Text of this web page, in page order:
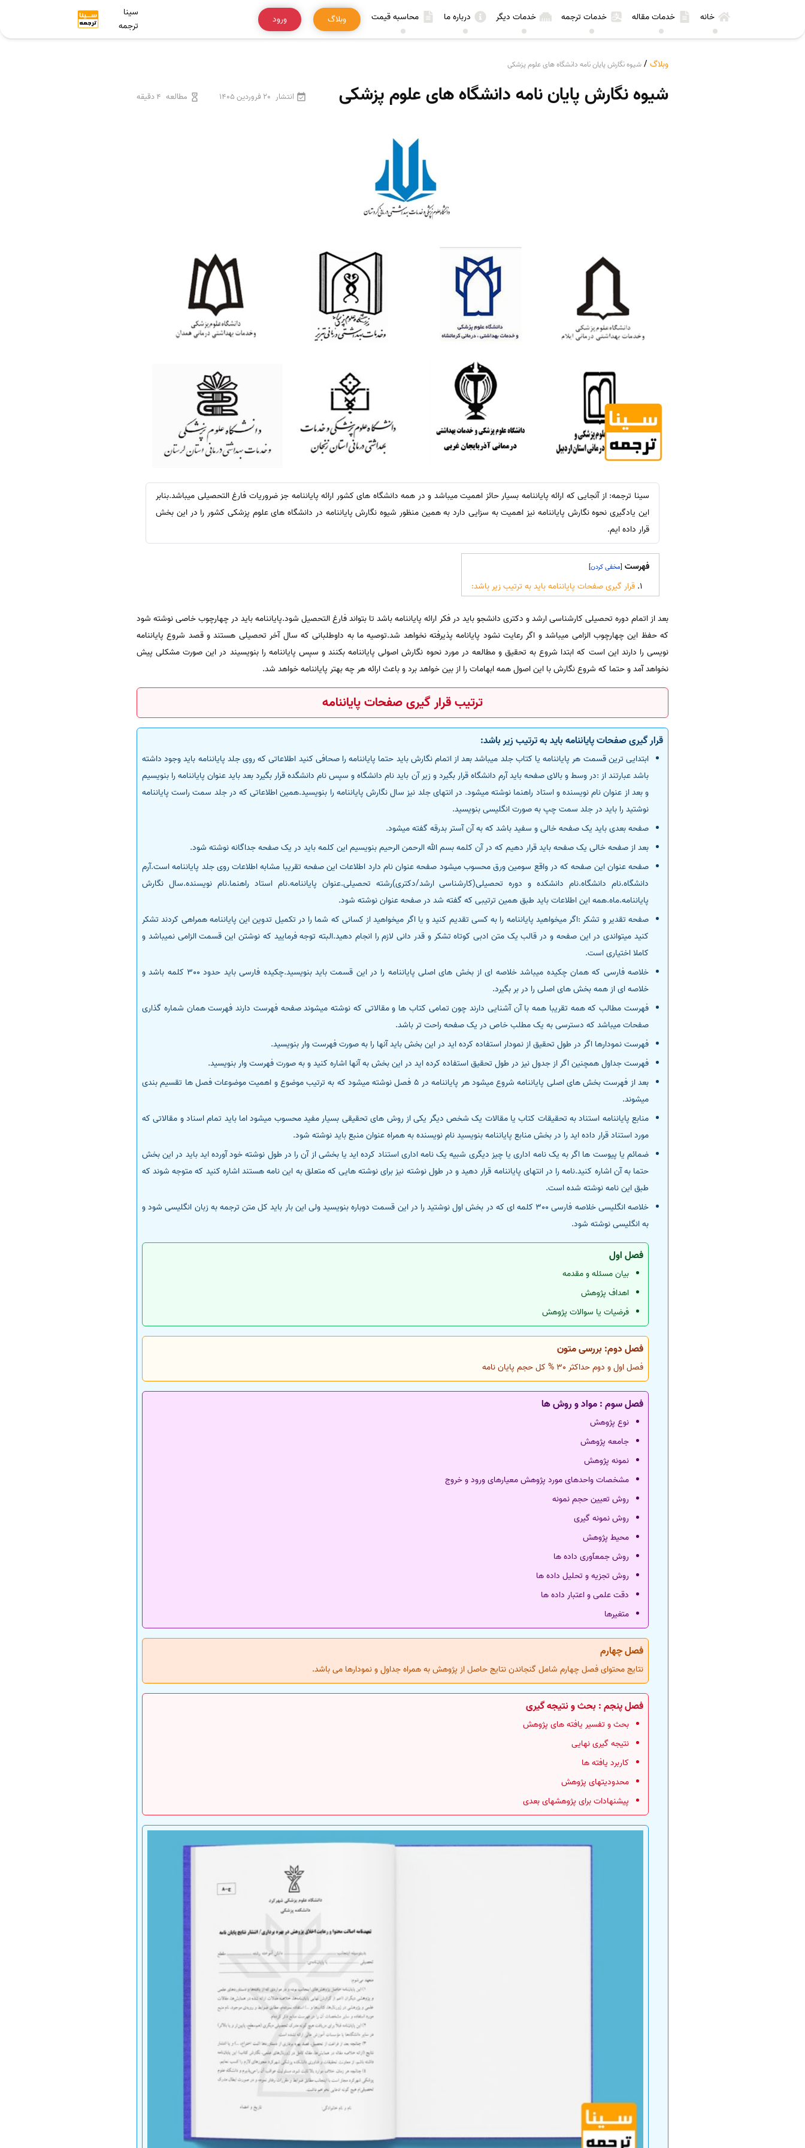
خانه خدمات مقاله خدمات ترجمه خدمات دیگر درباره ما محاسبه قیمت وبلاگ ورود
سینا
ترجمه
وبلاگ / شیوه نگارش پایان نامه دانشگاه های علوم پزشکی
شیوه نگارش پایان نامه دانشگاه های علوم پزشکی انتشار 20 فروردین 1405 مطالعه 4 دقیقه
سینا ترجمه: از آنجایی که ارائه پایاننامه بسیار حائز اهمیت میباشد و در همه دانشگاه های کشور ارائه پایاننامه جز ضروریات فارغ التحصیلی میباشد.بنابر
این یادگیری نحوه نگارش پایاننامه نیز اهمیت به سزایی دارد به همین منظور شیوه نگارش پایاننامه در دانشگاه های علوم پزشکی کشور را در این بخش
قرار داده ایم.
فهرست [
]
قرار گیری صفحات پایاننامه باید به ترتیب زیر باشد:
بعد از اتمام دوره تحصیلی کارشناسی ارشد و دکتری دانشجو باید در فکر ارائه پایاننامه باشد تا بتواند فارغ التحصیل شود.پایاننامه باید در چهارچوب خاصی نوشته شود
که حفظ این چهارچوب الزامی میباشد و اگر رعایت نشود پایانامه پذیرفته نخواهد شد.توصیه ما به داوطلبانی که سال آخر تحصیلی هستند و قصد شروع پایاننامه
نویسی را دارند این است که ابتدا شروع به تحقیق و مطالعه در مورد نحوه نگارش اصولی پایاننامه بکنند و سپس پایاننامه را بنویسیند در این صورت مشکلی پیش
نخواهد آمد و حتما که شروع نگارش با این اصول همه ابهامات را از بین خواهد برد و باعث ارائه هر چه بهتر پایاننامه خواهد شد.
ترتیب قرار گیری صفحات پایاننامه
قرار گیری صفحات پایاننامه باید به ترتیب زیر باشد:
ابتدایی ترین قسمت هر پایاننامه یا کتاب جلد میباشد بعد از اتمام نگارش باید حتما پایاننامه را صحافی کنید اطلاعاتی که روی جلد پایاننامه باید وجود داشته
باشد عبارتند از :در وسط و بالای صفحه باید آرم دانشگاه قرار بگیرد و زیر آن باید نام دانشگاه و سپس نام دانشگده قرار بگیرد بعد باید عنوان پایاننامه را بنویسیم
و بعد از عنوان نام نویسنده و استاد راهنما نوشته میشود. در انتهای جلد نیز سال نگارش پایاننامه را بنویسید.همین اطلاعاتی که در جلد سمت راست پایاننامه
نوشتید را باید در جلد سمت چپ به صورت انگلیسی بنویسید.
صفحه بعدی باید یک صفحه خالی و سفید باشد که به آن آستر بدرقه گفته میشود.
بعد از صفحه خالی یک صفحه باید قرار دهیم که در آن کلمه بسم الله الرحمن الرحیم بنویسیم این کلمه باید در یک صفحه جداگانه نوشته شود.
صفحه عنوان این صفحه که در واقع سومین ورق محسوب میشود صفحه عنوان نام دارد اطلاعات این صفحه تقریبا مشابه اطلاعات روی جلد پایاننامه است.آرم
دانشگاه.نام دانشگاه.نام دانشکده و دوره تحصیلی(کارشناسی ارشد/دکتری)رشته تحصیلی.عنوان پایاننامه.نام استاد راهنما.نام نویسنده.سال نگارش
پایاننامه.ماه.همه این اطلاعات باید طبق همین ترتیبی که گفته شد در صفحه عنوان نوشته شود.
صفحه تقدیر و تشکر :اگر میخواهید پایاننامه را به کسی تقدیم کنید و یا اگر میخواهید از کسانی که شما را در تکمیل تدوین این پایاننامه همراهی کردند تشکر
کنید میتواندی در این صفحه و در قالب یک متن ادبی کوتاه تشکر و قدر دانی لازم را انجام دهید.البته توجه فرمایید که نوشتن این قسمت الزامی نمیباشد و
کاملا اختیاری است.
خلاصه فارسی که همان چکیده میباشد خلاصه ای از بخش های اصلی پایاننامه را در این قسمت باید بنویسید.چکیده فارسی باید حدود 300 کلمه باشد و
خلاصه ای از همه بخش های اصلی را در بر بگیرد.
فهرست مطالب که همه تقریبا همه با آن آشنایی دارند چون تمامی کتاب ها و مقالاتی که نوشته میشوند صفحه فهرست دارند فهرست همان شماره گذاری
صفحات میباشد که دسترسی به یک مطلب خاص در یک صفحه راحت تر باشد.
فهرست نمودارها اگر در طول تحقیق از نمودار استفاده کرده اید در این بخش باید آنها را به صورت فهرست وار بنویسید.
فهرست جداول همچنین اگر از جدول نیز در طول تحقیق استفاده کرده اید در این بخش به آنها اشاره کنید و به صورت فهرست وار بنویسید.
بعد از فهرست بخش های اصلی پایاننامه شروع میشود هر پایاننامه در 5 فصل نوشته میشود که به ترتیب موضوع و اهمیت موضوعات فصل ها تقسیم بندی
میشوند.
منابع پایاننامه استناد به تحقیقات کتاب یا مقالات یک شخص دیگر یکی از روش های تحقیقی بسیار مفید محسوب میشود اما باید تمام اسناد و مقالاتی که
مورد استناد قرار داده اید را در بخش منابع پایاننامه بنویسید نام نویسنده به همراه عنوان منبع باید نوشته شود.
ضمائم یا پیوست ها اگر به یک نامه اداری یا چیز دیگری شبیه یک نامه اداری استناد کرده اید یا بخشی از آن را در طول نوشته خود آورده اید باید در این بخش
حتما به آن اشاره کنید.نامه را در انتهای پایاننامه قرار دهید و در طول نوشته نیز برای نوشته هایی که متعلق به این نامه هستند اشاره کنید که متوجه شوند که
طبق این نامه نوشته شده است.
خلاصه انگلیسی خلاصه فارسی 300 کلمه ای که در بخش اول نوشتید را در این قسمت دوباره بنویسید ولی این بار باید کل متن ترجمه به زبان انگلیسی شود و
به انگلیسی نوشته شود.
فصل اول
بیان مسئله و مقدمه
اهداف پژوهش
فرضیات یا سوالات پژوهش
فصل دوم: بررسی متون
فصل اول و دوم حداکثر 30 % کل حجم پایان نامه
فصل سوم : مواد و روش ها
نوع پژوهش
جامعه پژوهش
نمونه پژوهش
مشخصات واحدهای مورد پژوهش معیارهای ورود و خروج
روش تعیین حجم نمونه
روش نمونه گیری
محیط پژوهش
روش جمعآوری داده ها
روش تجزیه و تحلیل داده ها
دقت علمی و اعتبار داده ها
متغیرها
فصل چهارم
نتایج محتوای فصل چهارم شامل گنجاندن نتایج حاصل از پژوهش به همراه جداول و نمودارها می باشد.
فصل پنجم : بحث و نتیجه گیری
بحث و تفسیر یافته های پژوهش
نتیجه گیری نهایی
کاربرد یافته ها
محدودیتهای پژوهش
پیشنهادات برای پژوهشهای بعدی